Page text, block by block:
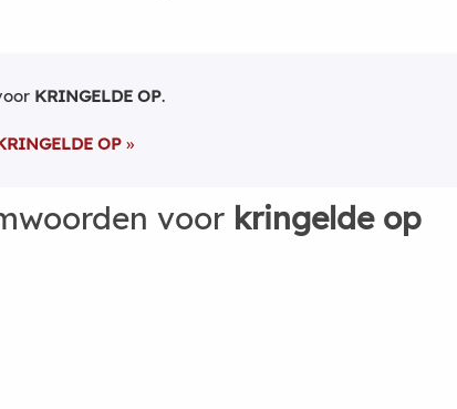
KRINGELDE OP.
OP
voor kringelde op